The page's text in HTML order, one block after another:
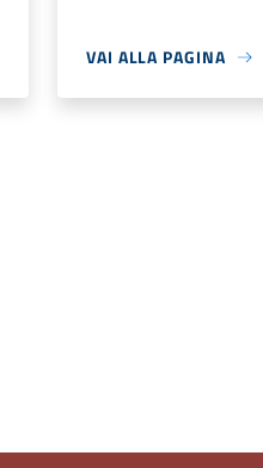
VAI ALLA PAGINA